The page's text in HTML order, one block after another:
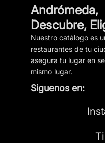
Andrómeda,
Descubre,
Nuestro catálogo es
restaurantes de tu
asegura tu lugar en
mismo lugar.
Siguenos en: